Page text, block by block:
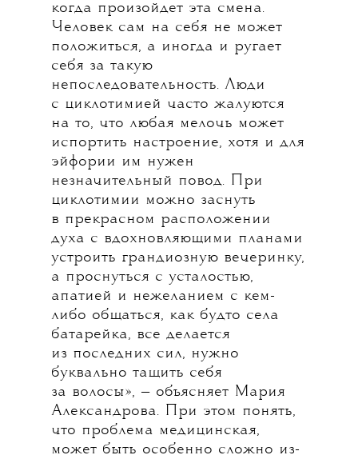
когда произойдет эта смена.
Человек сам на себя не может
положиться, а иногда и ругает
себя за такую
непоследовательность. Люди
с циклотимией часто жалуются
на то, что любая мелочь может
испортить настроение, хотя и для
эйфории им нужен
незначительный повод. При
циклотимии можно заснуть
в прекрасном расположении
духа с вдохновляющими планами
устроить грандиозную вечеринку,
а проснуться с усталостью,
апатией и нежеланием с кем-
либо общаться, как будто села
батарейка, все делается
из последних сил, нужно
буквально тащить себя
за волосы», — объясняет Мария
Александрова. При этом понять,
что проблема медицинская,
может быть особенно сложно из-